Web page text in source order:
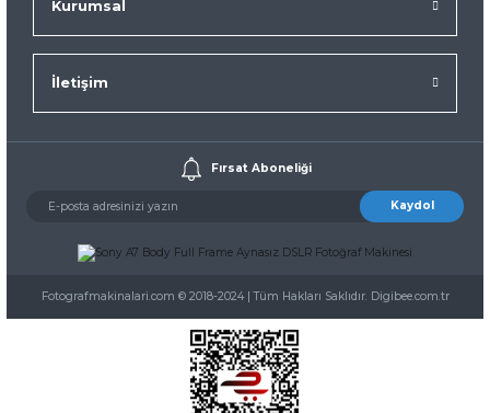
Kurumsal
İletişim
Fırsat Aboneliği
Kaydol
Fotografmakinalari.com © 2018-2024 | Tüm Hakları Saklıdır. Digibee.com.tr